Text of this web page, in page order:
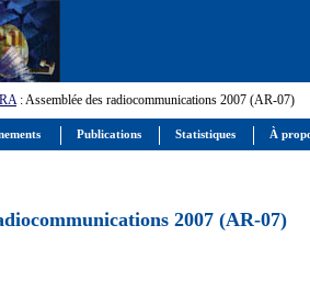
RA: Assemblée des radiocommunications 2007 (AR-07)
2007 (AR-07)
Publications Statistiques À